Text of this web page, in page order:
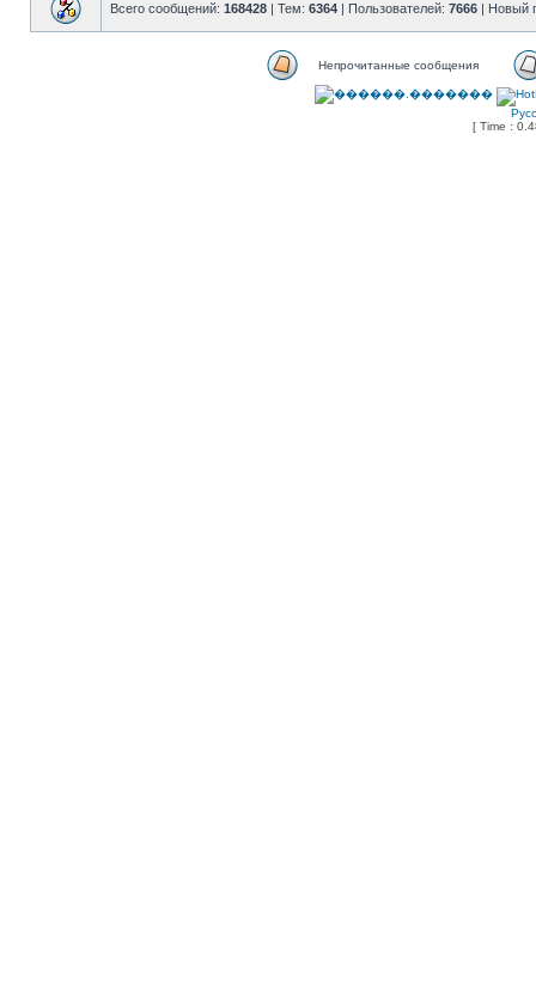
Всего сообщений: 168428 | Тем: 6364 | Пользователей: 7666 | Новый
Непрочитанные сообщения
[ Time :